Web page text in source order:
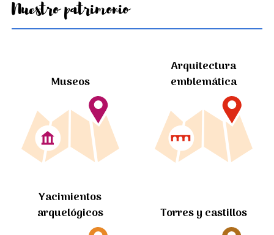
Nuestro patrimonio
Museos
Arquitectura
emblemática
Yacimientos
arquelógicos
Torres y castillos